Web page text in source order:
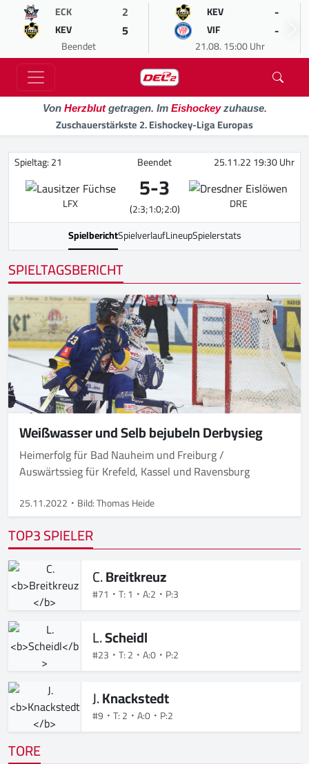
ECK 2
KEV 5
Beendet
KEV -
VIF -
21.08. 15:00 Uhr
Von Herzblutgetragen. Im Eishockeyzuhause.
Zuschauerstärkste 2. Eishockey-Liga Europas
Spieltag: 21 Beendet 25.11.22 19:30 Uhr
LFX 5-3
(2:3;1:0;2:0)
DRE
SpielberichtSpielverlaufLineupSpielerstats
SPIELTAGSBERICHT
Weißwasser und Selb bejubeln Derbysieg
Heimerfolg für Bad Nauheim und Freiburg /
Auswärtssieg für Krefeld, Kassel und Ravensburg
25.11.2022 Bild: Thomas Heide
TOP3 SPIELER
C.Breitkreuz
#71 T: 1 A:2 P:3
L.Scheidl
#23 T: 2 A:0 P:2
J.Knackstedt
#9 T: 2 A:0 P:2
TORE